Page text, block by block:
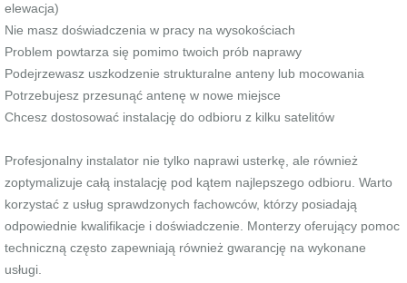
elewacja)
Nie masz doświadczenia w pracy na wysokościach
Problem powtarza się pomimo twoich prób naprawy
Podejrzewasz uszkodzenie strukturalne anteny lub mocowania
Potrzebujesz przesunąć antenę w nowe miejsce
Chcesz dostosować instalację do odbioru z kilku satelitów
Profesjonalny instalator nie tylko naprawi usterkę, ale również
zoptymalizuje całą instalację pod kątem najlepszego odbioru. Warto
korzystać z usług sprawdzonych fachowców, którzy posiadają
odpowiednie kwalifikacje i doświadczenie. Monterzy oferujący pomoc
techniczną często zapewniają również gwarancję na wykonane
usługi.